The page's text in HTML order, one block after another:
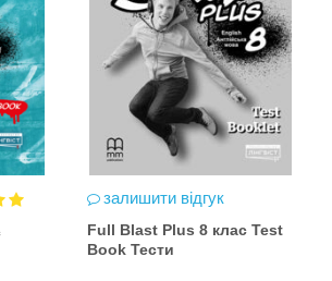
залишити відгук
Full Blast Plus 8 клас Test
Book Тести